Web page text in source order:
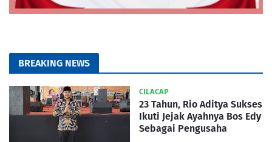
BREAKING NEWS
CILACAP
23 Tahun, Rio Aditya Sukses
Ikuti Jejak Ayahnya Bos Edy
Sebagai Pengusaha